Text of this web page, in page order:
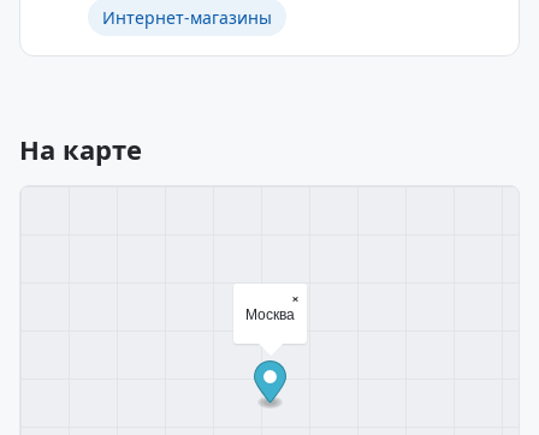
Интернет-магазины
На карте
Москва
×